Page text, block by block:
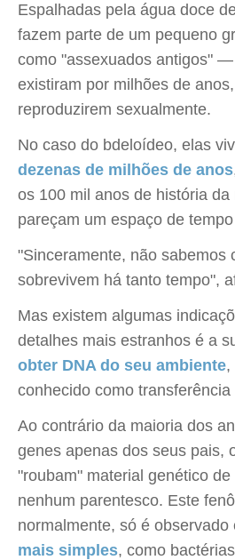
Espalhadas pela água doce
fazem parte de um pequeno
como "assexuados antigos"
existiram por milhões de
reproduzirem sexualmente.
No caso do bdeloídeo, elas
dezenas de milhões de anos
os 100 mil anos de história
pareçam um espaço de
"Sinceramente, não sabemos
sobrevivem há tanto tempo",
Mas existem algumas
detalhes mais estranhos é a
obter DNA do seu ambiente,
conhecido como
Ao contrário da maioria dos
genes apenas dos seus pais,
"roubam" material genético
nenhum parentesco. Este
normalmente, só é observado
mais simples, como